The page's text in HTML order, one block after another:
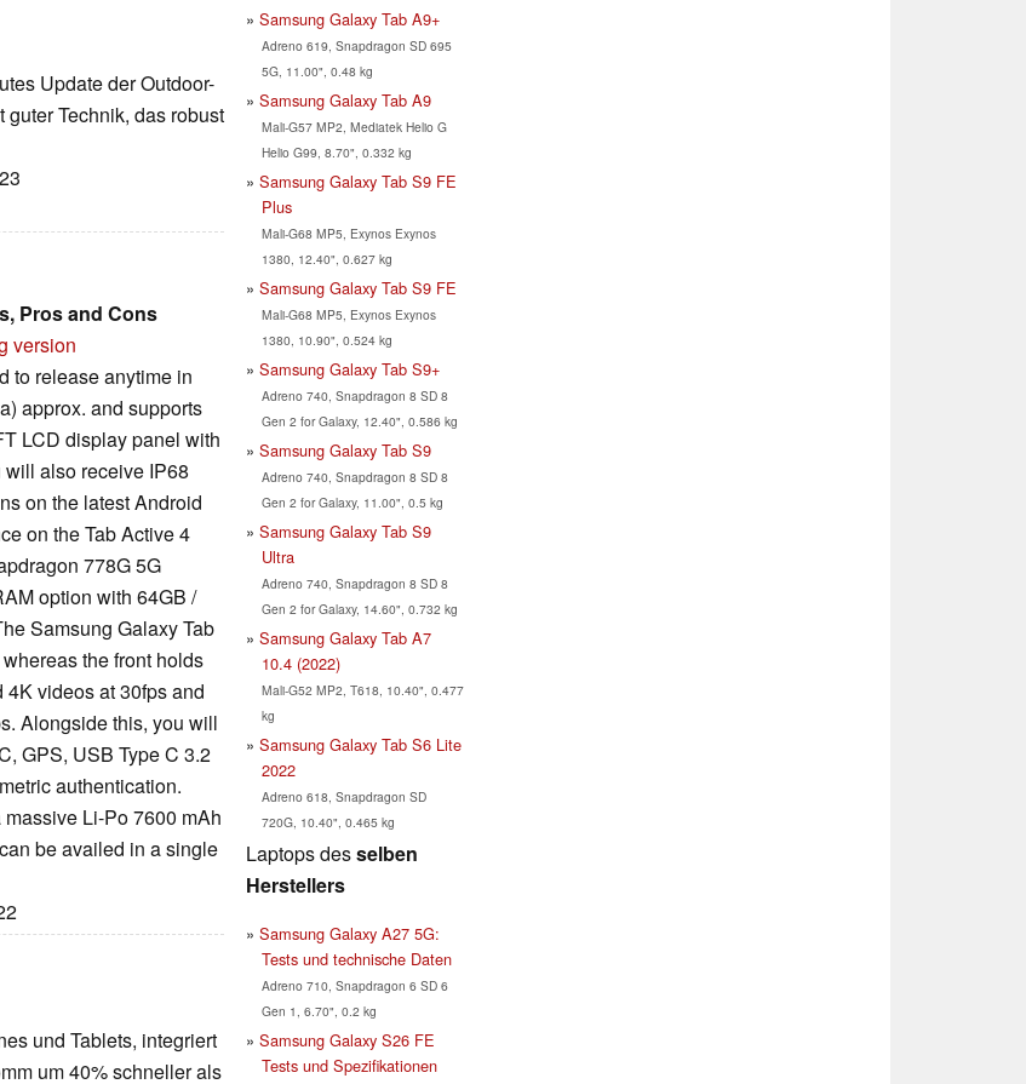
Update der Outdoor-
Technik, das robust
Pros and Cons
version
to release anytime in
approx. and supports
LCD display panel with
also receive IP68
on the latest Android
on the Tab Active 4
778G 5G
option with 64GB /
Samsung Galaxy Tab
the front holds
videos at 30fps and
Alongside this, you will
GPS, USB Type C 3.2
authentication.
Li-Po 7600 mAh
be availed in a single
und Tablets, integriert
um 40% schneller als
Samsung Galaxy Tab A9+
Adreno 619, Snapdragon SD 695
5G, 11.00", 0.48 kg
Samsung Galaxy Tab A9
Mali-G57 MP2, Mediatek Helio G
Helio G99, 8.70", 0.332 kg
Samsung Galaxy Tab S9 FE
Plus
Mali-G68 MP5, Exynos Exynos
1380, 12.40", 0.627 kg
Samsung Galaxy Tab S9 FE
Mali-G68 MP5, Exynos Exynos
1380, 10.90", 0.524 kg
Samsung Galaxy Tab S9+
Adreno 740, Snapdragon 8 SD 8
Gen 2 for Galaxy, 12.40", 0.586 kg
Samsung Galaxy Tab S9
Adreno 740, Snapdragon 8 SD 8
Gen 2 for Galaxy, 11.00", 0.5 kg
Samsung Galaxy Tab S9
Ultra
Adreno 740, Snapdragon 8 SD 8
Gen 2 for Galaxy, 14.60", 0.732 kg
Samsung Galaxy Tab A7
10.4 (2022)
Mali-G52 MP2, T618, 10.40", 0.477
kg
Samsung Galaxy Tab S6 Lite
2022
Adreno 618, Snapdragon SD
720G, 10.40", 0.465 kg
Laptops desselben
Herstellers
Samsung Galaxy A27 5G:
Tests und technische Daten
Adreno 710, Snapdragon 6 SD 6
Gen 1, 6.70", 0.2 kg
Samsung Galaxy S26 FE
Tests und Spezifikationen